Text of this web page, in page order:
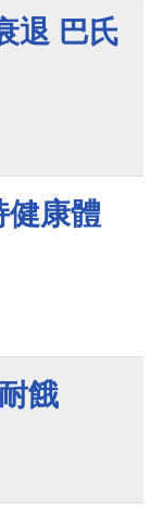
退 巴氏
健康體
餓